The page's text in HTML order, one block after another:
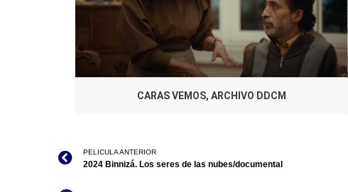
CARAS VEMOS, ARCHIVO DDCM
PELICULA ANTERIOR
2024 Binnizá. Los seres de las nubes/documental